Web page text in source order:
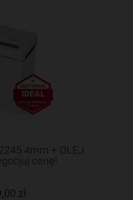
4mm + OLEJ
cenę!
zł